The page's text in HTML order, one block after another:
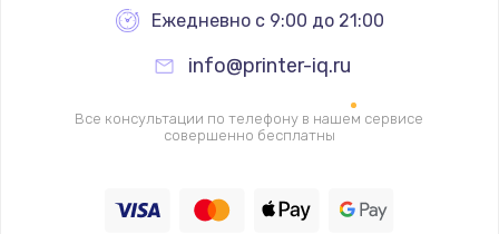
Ремонт гидросистемы
3000 руб.
Замена электромагнитного клапана
Ежедневно с 9:00 до 21:00
info@printer-iq.ru
Все консультации по телефону в нашем сервисе
совершенно бесплатны